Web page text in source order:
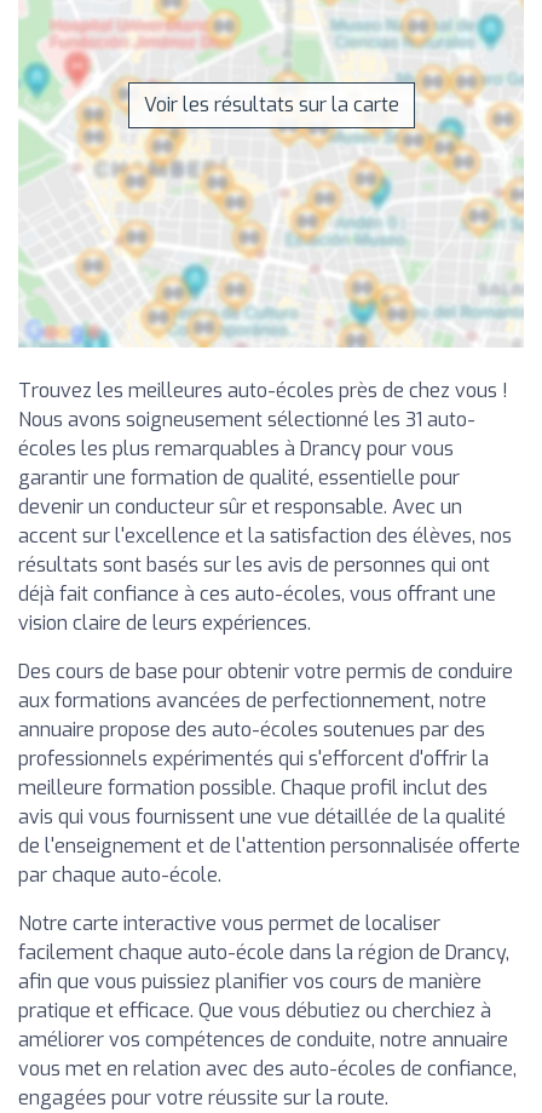
Voir les résultats sur la carte
Trouvez les meilleures auto-écoles près de chez vous !
Nous avons soigneusement sélectionné les 31 auto-
écoles les plus remarquables à Drancy pour vous
garantir une formation de qualité, essentielle pour
devenir un conducteur sûr et responsable. Avec un
accent sur l'excellence et la satisfaction des élèves, nos
résultats sont basés sur les avis de personnes qui ont
déjà fait confiance à ces auto-écoles, vous offrant une
vision claire de leurs expériences.
Des cours de base pour obtenir votre permis de conduire
aux formations avancées de perfectionnement, notre
annuaire propose des auto-écoles soutenues par des
professionnels expérimentés qui s'efforcent d'offrir la
meilleure formation possible. Chaque profil inclut des
avis qui vous fournissent une vue détaillée de la qualité
de l'enseignement et de l'attention personnalisée offerte
par chaque auto-école.
Notre carte interactive vous permet de localiser
facilement chaque auto-école dans la région de Drancy,
afin que vous puissiez planifier vos cours de manière
pratique et efficace. Que vous débutiez ou cherchiez à
améliorer vos compétences de conduite, notre annuaire
vous met en relation avec des auto-écoles de confiance,
engagées pour votre réussite sur la route.